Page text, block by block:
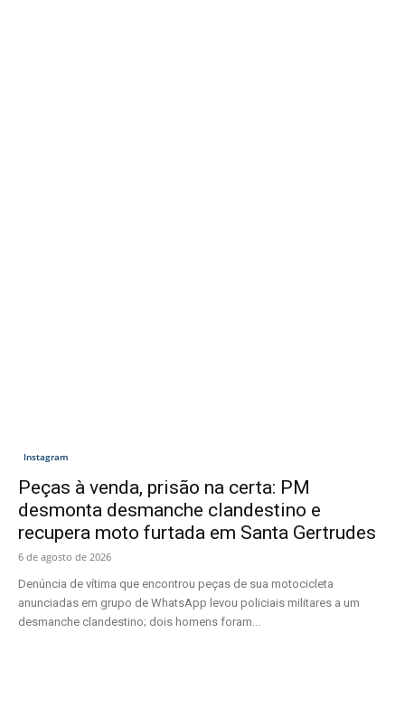
Instagram
Peças à venda, prisão na certa: PM
desmonta desmanche clandestino e
recupera moto furtada em Santa Gertrudes
6 de agosto de 2026
Denúncia de vítima que encontrou peças de sua motocicleta
anunciadas em grupo de WhatsApp levou policiais militares a um
desmanche clandestino; dois homens foram...